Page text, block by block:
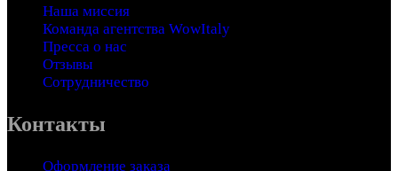
Наша миссия
Команда агентства WowItaly
Пресса о нас
Отзывы
Сотрудничество
Контакты
Оформление заказа